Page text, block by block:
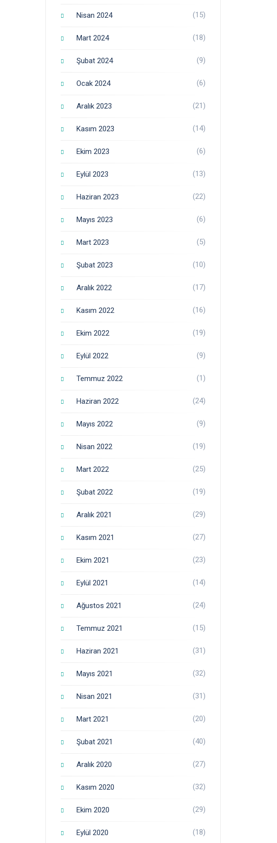
Nisan 2024 (15)
Mart 2024 (18)
Şubat 2024 (9)
Ocak 2024 (6)
Aralık 2023 (21)
Kasım 2023 (14)
Ekim 2023 (6)
Eylül 2023 (13)
Haziran 2023 (22)
Mayıs 2023 (6)
Mart 2023 (5)
Şubat 2023 (10)
Aralık 2022 (17)
Kasım 2022 (16)
Ekim 2022 (19)
Eylül 2022 (9)
Temmuz 2022 (1)
Haziran 2022 (24)
Mayıs 2022 (9)
Nisan 2022 (19)
Mart 2022 (25)
Şubat 2022 (19)
Aralık 2021 (29)
Kasım 2021 (27)
Ekim 2021 (23)
Eylül 2021 (14)
Ağustos 2021 (24)
Temmuz 2021 (15)
Haziran 2021 (31)
Mayıs 2021 (32)
Nisan 2021 (31)
Mart 2021 (20)
Şubat 2021 (40)
Aralık 2020 (27)
Kasım 2020 (32)
Ekim 2020 (29)
Eylül 2020 (18)